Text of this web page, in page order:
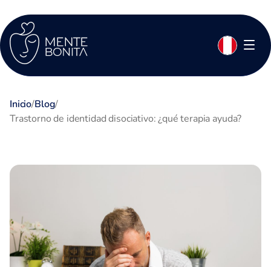
Inicio/Blog/
Trastorno de identidad disociativo: ¿qué terapia ayuda?